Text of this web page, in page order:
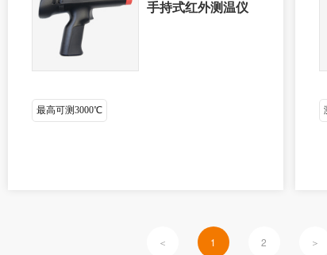
手持式红外测温仪
最高可测3000℃
＜ 1 2 ＞